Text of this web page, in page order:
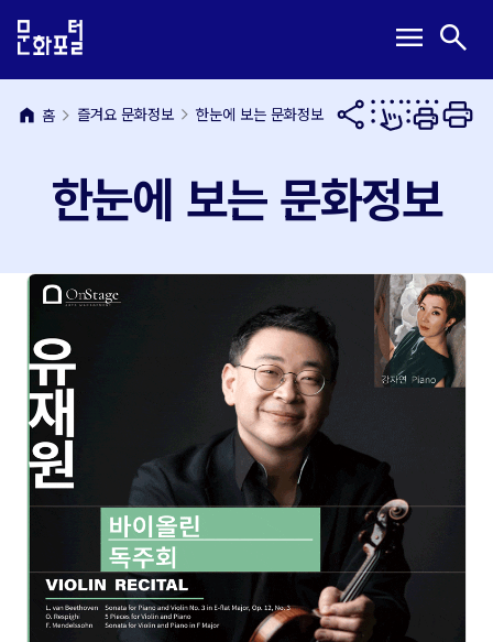
문
내
용
메
뉴
바
메
열
기
menu 검
열
기
search
home 홈 즐겨요 문화정보 한눈에 보는 문화정보
한눈에 보는 문화정보